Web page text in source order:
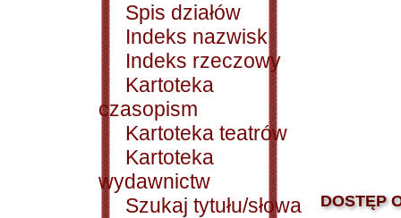
Spis działów
Indeks nazwisk
Indeks rzeczowy
Kartoteka
czasopism
Kartoteka teatrów
Kartoteka
wydawnictw
Szukaj tytułu/słowa
DOSTĘP